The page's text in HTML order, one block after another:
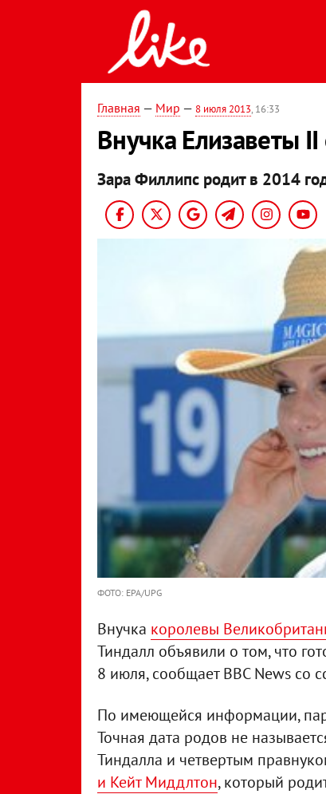
Главная — Мир — 8 июля 2013, 16:33
Внучка Елизаветы
Зара Филлипс родит в 2014
ФОТО: EPA/UPG
Внучка королевы
Тиндалл объявили о том, что
8 июля, сообщает BBC News со
По имеющейся информации,
Точная дата родов не
Тиндалла и четвертым
и Кейт Миддлтон, который